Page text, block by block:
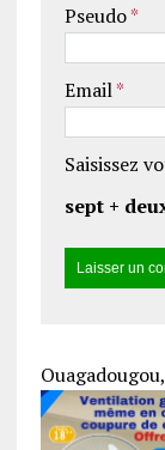
Pseudo*
Email*
Saisissez
sept +